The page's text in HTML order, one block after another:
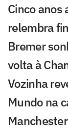
Cinco anos
relembra
Bremer
volta à
Vozinha
Mundo na